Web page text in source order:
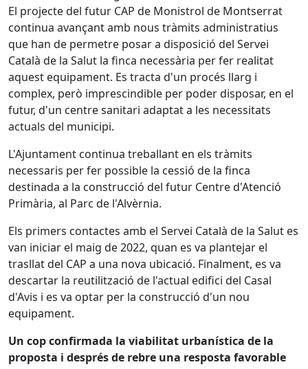
El projecte del futur CAP de Monistrol de Montserrat
continua avançant amb nous tràmits administratius
que han de permetre posar a disposició del Servei
Català de la Salut la finca necessària per fer realitat
aquest equipament. Es tracta d'un procés llarg i
complex, però imprescindible per poder disposar, en el
futur, d'un centre sanitari adaptat a les necessitats
actuals del municipi.
L'Ajuntament continua treballant en els tràmits
necessaris per fer possible la cessió de la finca
destinada a la construcció del futur Centre d'Atenció
Primària, al Parc de l'Alvèrnia.
Els primers contactes amb el Servei Català de la Salut es
van iniciar el maig de 2022, quan es va plantejar el
trasllat del CAP a una nova ubicació. Finalment, es va
descartar la reutilització de l'actual edifici del Casal
d'Avis i es va optar per la construcció d'un nou
equipament.
Un cop confirmada la viabilitat urbanística de la
proposta i després de rebre una resposta favorable